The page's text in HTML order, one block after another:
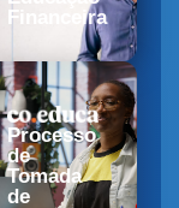
Financeira
Processo
de
Tomada
de